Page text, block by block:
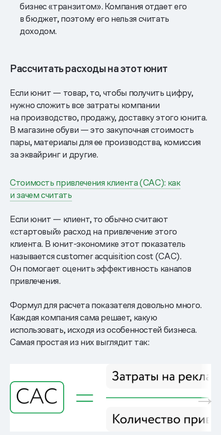
бизнес «транзитом». Компания отдает его
в бюджет, поэтому его нельзя считать
доходом.
Рассчитать расходы на этот юнит
Если юнит — товар, то, чтобы получить цифру,
нужно сложить все затраты компании
на производство, продажу, доставку этого юнита.
В магазине обуви — это закупочная стоимость
пары, материалы для ее производства, комиссия
за эквайринг и другие.
Стоимость привлечения клиента (CAC): как
и зачем считать
Если юнит — клиент, то обычно считают
«стартовый» расход на привлечение этого
клиента. В юнит-экономике этот показатель
называется customer acquisition cost (CAC).
Он помогает оценить эффективность каналов
привлечения.
Формул для расчета показателя довольно много.
Каждая компания сама решает, какую
использовать, исходя из особенностей бизнеса.
Самая простая из них выглядит так: